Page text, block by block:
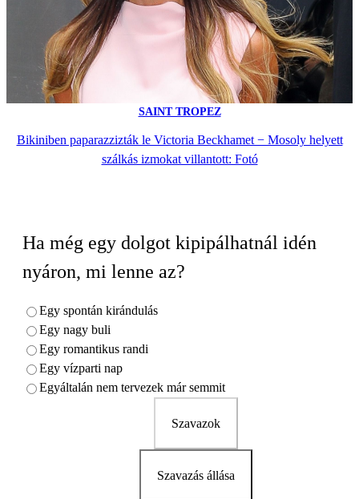
SAINT TROPEZ
Bikiniben paparazzizták le Victoria Beckhamet − Mosoly helyett
szálkás izmokat villantott: Fotó
Ha még egy dolgot kipipálhatnál idén
nyáron, mi lenne az?
Egy spontán kirándulás
Egy nagy buli
Egy romantikus randi
Egy vízparti nap
Egyáltalán nem tervezek már semmit
Szavazok
Szavazás állása